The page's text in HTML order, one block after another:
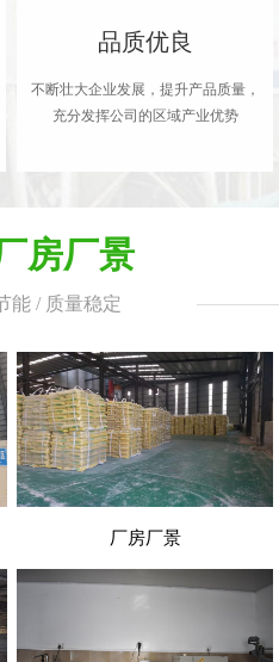
品质优良
不断壮大企业发展，提升产品质量，
充分发挥公司的区域产业优势
房厂景
能 / 质量稳定
厂房厂景